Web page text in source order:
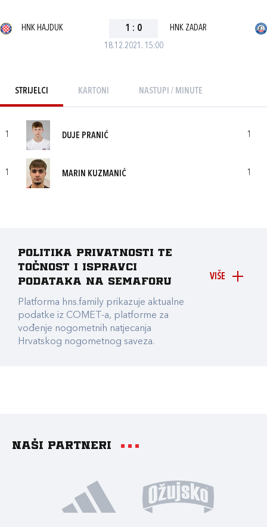
18.12.2021. 15:00
HNK HAJDUK 1 : 0 HNK ZADAR
STRIJELCI KARTONI NASTUPI / MINUTE
1 DUJE PRANIĆ 1
1 MARIN KUZMANIĆ 1
VIŠE
Politika privatnosti te
točnost i ispravci
podataka na Semaforu
Platforma hns.family prikazuje aktualne
podatke iz COMET-a, platforme za
vođenje nogometnih natjecanja
Hrvatskog nogometnog saveza.
Naši partneri